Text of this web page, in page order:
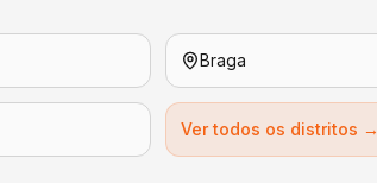
Braga
Ver todos os distritos →